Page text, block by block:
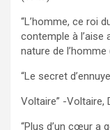
“L’homme, ce roi
contemple à l’aise
nature de l’homme
“Le secret
Voltaire” -Voltaire,
“Plus d’un cœur a